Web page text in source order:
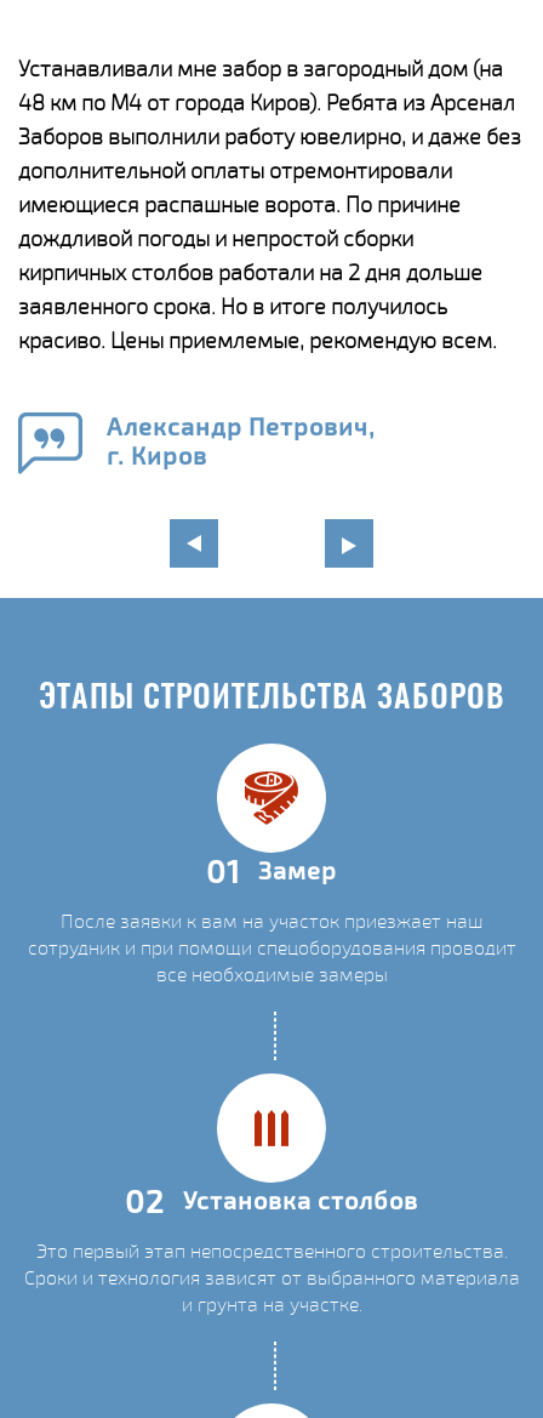
Устанавливали мне забор в загородный дом (на
48 км по М4 от города Киров). Ребята из Арсенал
Заборов выполнили работу ювелирно, и даже без
дополнительной оплаты отремонтировали
имеющиеся распашные ворота. По причине
дождливой погоды и непростой сборки
кирпичных столбов работали на 2 дня дольше
заявленного срока. Но в итоге получилось
красиво. Цены приемлемые, рекомендую всем.
Александр Петрович,
г. Киров
ЭТАПЫ СТРОИТЕЛЬСТВА ЗАБОРОВ
01 Замер
После заявки к вам на участок приезжает наш
сотрудник и при помощи спецоборудования проводит
все необходимые замеры
02 Установка столбов
Это первый этап непосредственного строительства.
Сроки и технология зависят от выбранного материала
и грунта на участке.